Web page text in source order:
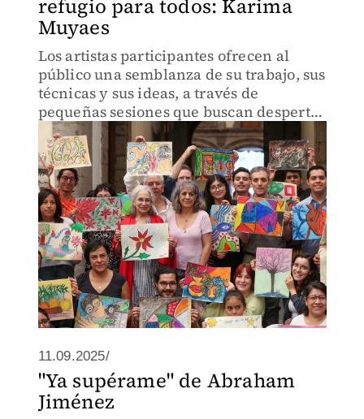
refugio para todos: Karima
Muyaes
Los artistas participantes ofrecen al
público una semblanza de su trabajo, sus
técnicas y sus ideas, a través de
pequeñas sesiones que buscan despertar
la creatividad y el interés por el arte en
general.
11.09.2025/
"Ya supérame" de Abraham
Jiménez